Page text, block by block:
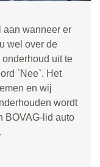
aan wanneer er
wel over de
uit te
`Nee`. Het
en wij
wordt
BOVAG-lid auto